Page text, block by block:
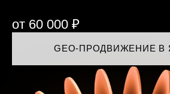
от 60 000 ₽
GEO-ПРОДВИЖЕНИЕ В